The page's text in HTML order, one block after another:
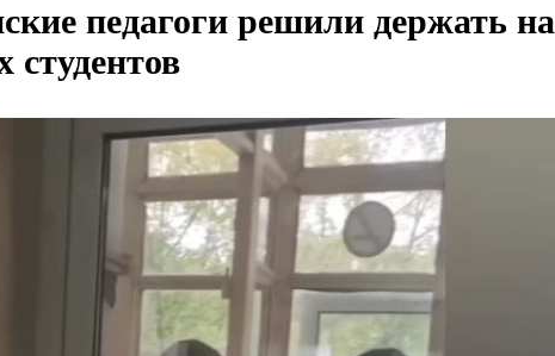
педагоги решили держать на
студентов